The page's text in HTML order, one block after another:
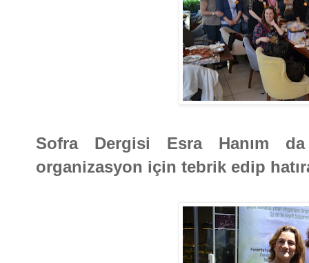
Sofra Dergisi Esra Hanım
organizasyon için tebrik edip